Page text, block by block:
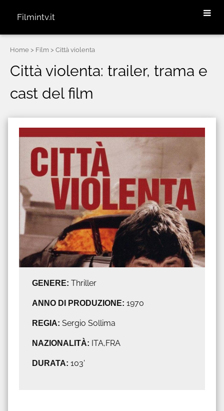
Filmintv.it
Home > Film > Città violenta
Città violenta: trailer, trama e
cast del film
GENERE: Thriller
ANNO DI PRODUZIONE: 1970
REGIA: Sergio Sollima
NAZIONALITÀ: ITA,FRA
DURATA: 103'